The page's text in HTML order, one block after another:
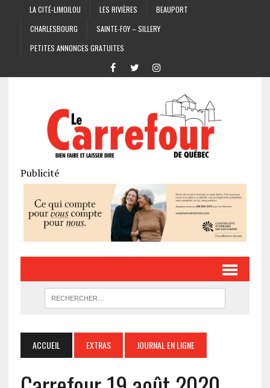
LA CITÉ-LIMOILOU LES RIVIÈRES
BEAUPORT
CHARLESBOURG
SAINTE-FOY – SILLERY
PETITES ANNONCES GRATUITES
Publicité
ACCUEIL EXTRAS JOURNAL EN LIGNE